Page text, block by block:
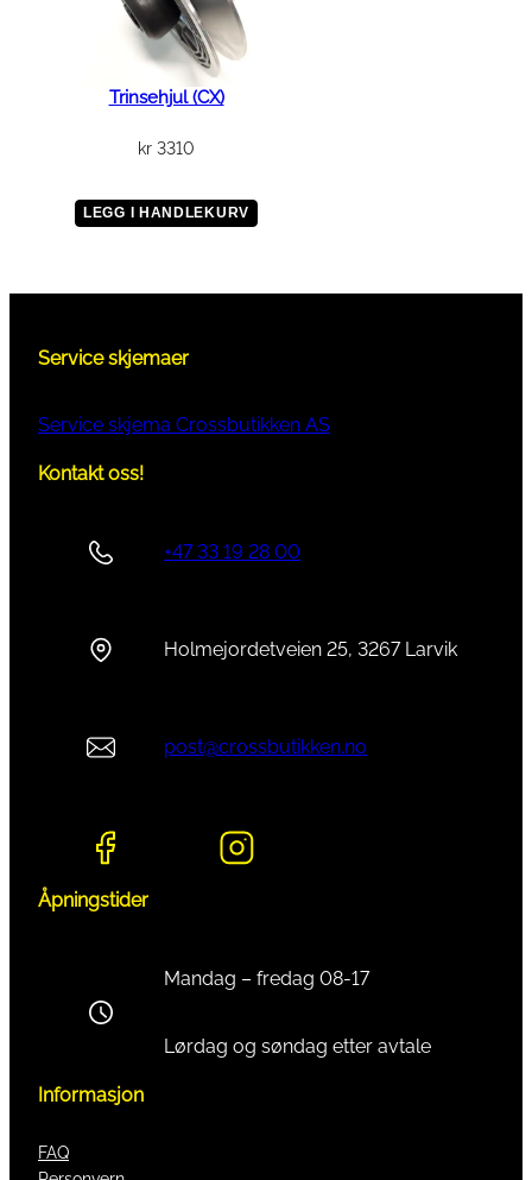
Trinsehjul (CX)
kr 3310
LEGG I HANDLEKURV
Service skjemaer
Service skjema Crossbutikken AS
Kontakt oss!
+47 33 19 28 00
Holmejordetveien 25, 3267 Larvik
post@crossbutikken.no
Åpningstider
Mandag – fredag 08-17
Lørdag og søndag etter avtale
Informasjon
FAQ